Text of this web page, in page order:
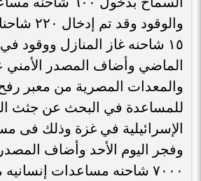
والوقود
١٥ شاحنه غاز المنازل ووقود
الماضي وأضاف المصدر الأمني
والمعدات المصرية من معبر
للمساعدة في البحث عن جثث
الإسرائيلية في غزة وذلك فى
وفجر اليوم الأحد وأضاف
٧٠٠٠ شاحنه مساعدات